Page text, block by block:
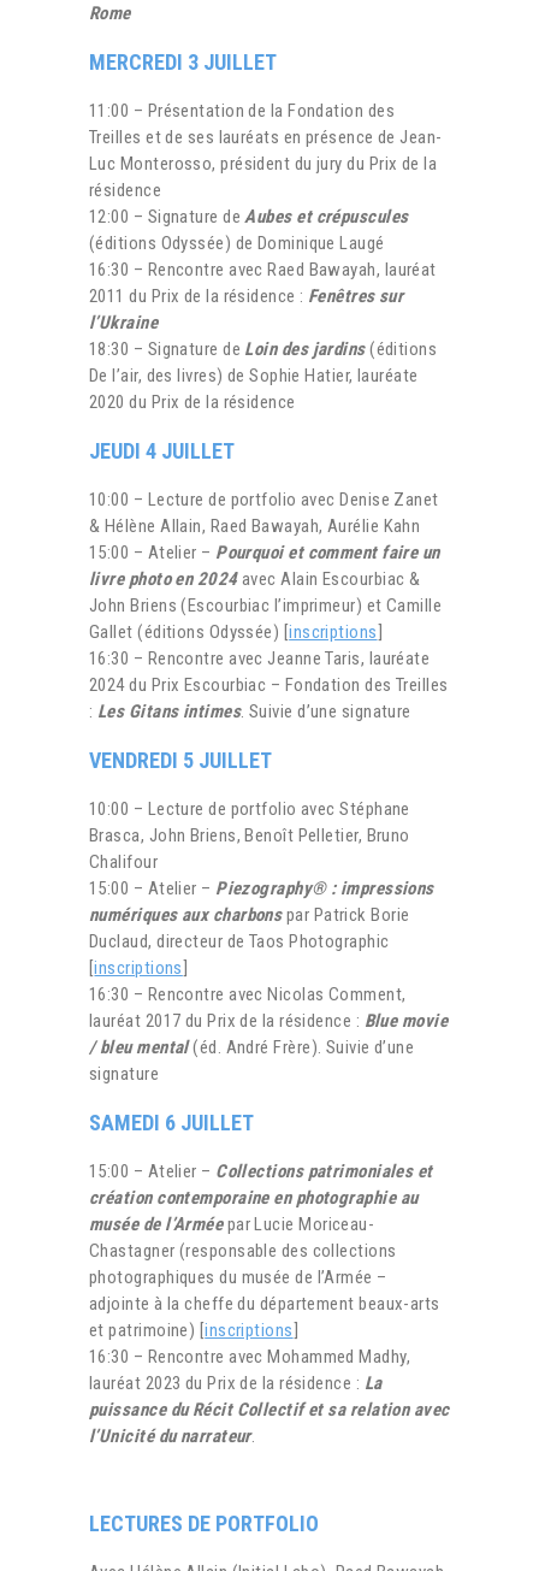
Rome
MERCREDI 3 JUILLET
11:00 – Présentation de la Fondation des
Treilles et de ses lauréats en présence de Jean-
Luc Monterosso, président du jury du Prix de la
résidence
12:00 – Signature deAubes et crépuscules
(éditions Odyssée) de Dominique Laugé
16:30 – Rencontre avec Raed Bawayah, lauréat
2011 du Prix de la résidence : Fenêtres sur
l’Ukraine
18:30 – Signature de Loin des jardins(éditions
De l’air, des livres) de Sophie Hatier, lauréate
2020 du Prix de la résidence
JEUDI 4 JUILLET
10:00 – Lecture de portfolio avec Denise Zanet
& Hélène Allain, Raed Bawayah, Aurélie Kahn
15:00 – Atelier – Pourquoi et comment faire un
livre photo en 2024avec Alain Escourbiac &
John Briens (Escourbiac l’imprimeur) et Camille
Gallet (éditions Odyssée) [inscriptions]
16:30 – Rencontre avec Jeanne Taris, lauréate
2024 du Prix Escourbiac – Fondation des Treilles
: Les Gitans intimes. Suivie d’une signature
VENDREDI 5 JUILLET
10:00 – Lecture de portfolio avec Stéphane
Brasca, John Briens, Benoît Pelletier, Bruno
Chalifour
15:00 – Atelier – Piezography® : impressions
numériques aux charbonspar Patrick Borie
Duclaud, directeur de Taos Photographic
[inscriptions]
16:30 – Rencontre avec Nicolas Comment,
lauréat 2017 du Prix de la résidence : Blue movie
/ bleu mental(éd. André Frère). Suivie d’une
signature
SAMEDI 6 JUILLET
15:00 – Atelier – Collections patrimoniales et
création contemporaine en photographie au
musée de l’Arméepar Lucie Moriceau-
Chastagner (responsable des collections
photographiques du musée de l’Armée –
adjointe à la cheffe du département beaux-arts
et patrimoine) [inscriptions]
16:30 – Rencontre avec Mohammed Madhy,
lauréat 2023 du Prix de la résidence : La
puissance du Récit Collectif et sa relation avec
l’Unicité du narrateur.
LECTURES DE PORTFOLIO